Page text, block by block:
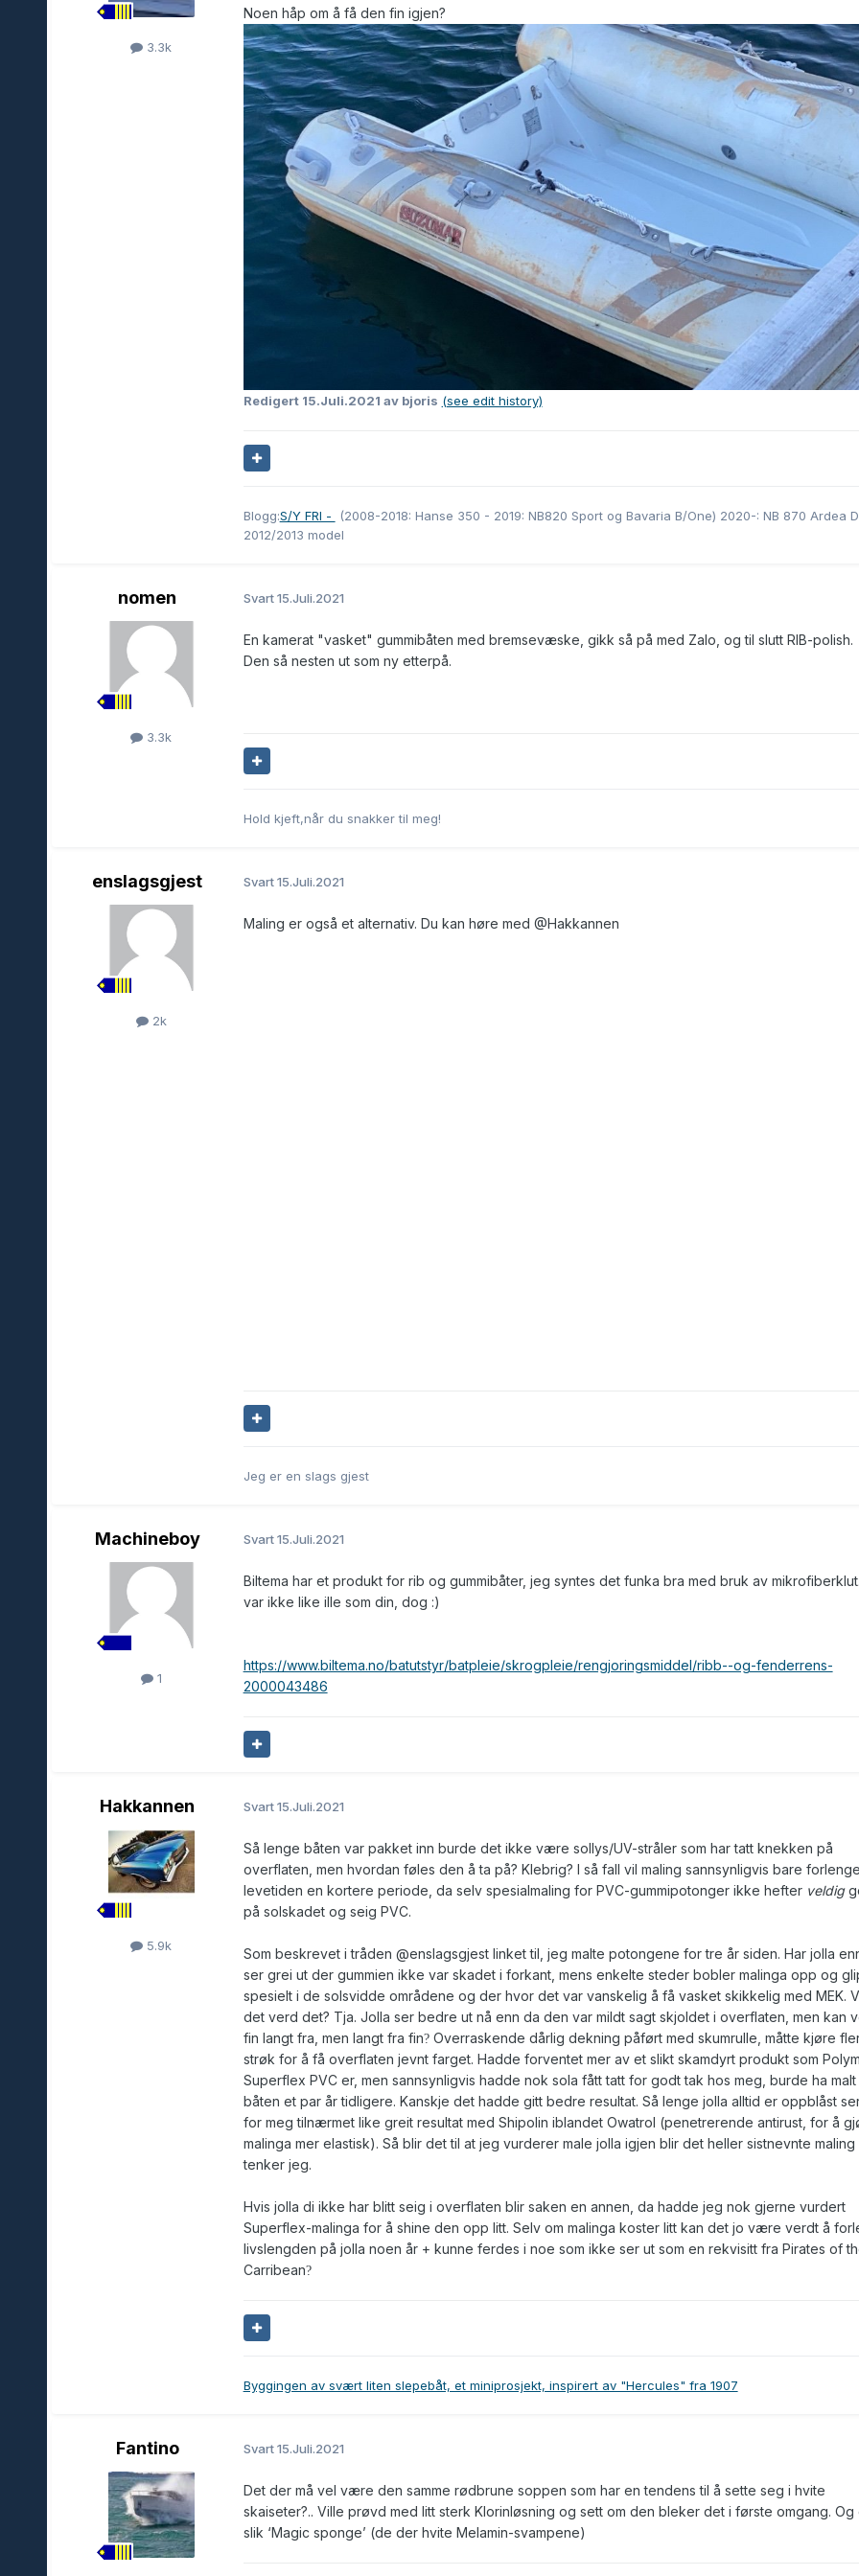
3.3k
Noen håp om å få den fin igjen?
Redigert 15.Juli.2021 av bjoris (see edit history)
Blogg:S/Y FRI -
(2008-2018: Hanse 350 - 2019: NB820 Sport og Bavaria B/One) 2020-: NB 870 Ardea
2012/2013 model
nomen
3.3k
Svart15.Juli.2021
En kamerat "vasket" gummibåten med bremsevæske, gikk så på med Zalo, og til slutt RIB-polish.
Den så nesten ut som ny etterpå.
Hold kjeft,når du snakker til meg!
enslagsgjest
2k
Svart15.Juli.2021
Maling er også et alternativ. Du kan høre med @Hakkannen
Jeg er en slags gjest
Machineboy
1
Svart15.Juli.2021
Biltema har et produkt for rib og gummibåter, jeg syntes det funka bra med bruk av
var ikke like ille som din, dog :)
https://www.biltema.no/batutstyr/batpleie/skrogpleie/rengjoringsmiddel/ribb--og-fenderrens-
2000043486
Hakkannen
5.9k
Svart15.Juli.2021
Så lenge båten var pakket inn burde det ikke være sollys/UV-stråler som har tatt knekken på
overflaten, men hvordan føles den å ta på? Klebrig? I så fall vil maling sannsynligvis bare forlenge
levetiden en kortere periode, da selv spesialmaling for PVC-gummipotonger ikke hefter veldig
på solskadet og seig PVC.
Som beskrevet i tråden @enslagsgjestlinket til, jeg malte potongene for tre år siden. Har jolla
ser grei ut der gummien ikke var skadet i forkant, mens enkelte steder bobler malinga opp og
spesielt i de solsvidde områdene og der hvor det var vanskelig å få vasket skikkelig med MEK.
det verd det? Tja. Jolla ser bedre ut nå enn da den var mildt sagt skjoldet i overflaten, men kan
fin langt fra, men langt fra fin?Overraskende dårlig dekning påført med skumrulle, måtte kjøre
strøk for å få overflaten jevnt farget. Hadde forventet mer av et slikt skamdyrt produkt som
Superflex PVC er, men sannsynligvis hadde nok sola fått tatt for godt tak hos meg, burde ha malt
båten et par år tidligere. Kanskje det hadde gitt bedre resultat. Så lenge jolla alltid er oppblåst
for meg tilnærmet like greit resultat med Shipolin iblandet Owatrol (penetrerende antirust, for å
malinga mer elastisk). Så blir det til at jeg vurderer male jolla igjen blir det heller sistnevnte maling
tenker jeg.
Hvis jolla di ikke har blitt seig i overflaten blir saken en annen, da hadde jeg nok gjerne vurdert
Superflex-malinga for å shine den opp litt. Selv om malinga koster litt kan det jo være verdt å
livslengden på jolla noen år + kunne ferdes i noe som ikke ser ut som en rekvisitt fra Pirates of
Carribean?
Byggingen av svært liten slepebåt, et miniprosjekt, inspirert av "Hercules" fra 1907
Fantino Svart15.Juli.2021
Det der må vel være den samme rødbrune soppen som har en tendens til å sette seg i hvite
skaiseter?.. Ville prøvd med litt sterk Klorinløsning og sett om den bleker det i første omgang. Og
slik ‘Magic sponge’ (de der hvite Melamin-svampene)